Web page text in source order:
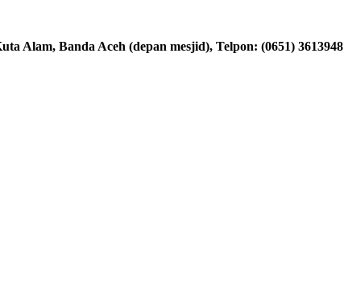
Alam, Banda Aceh (depan mesjid), Telpon: (0651) 3613948